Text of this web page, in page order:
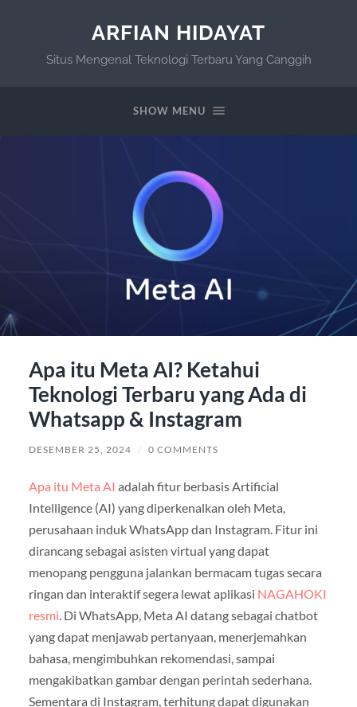
ARFIAN HIDAYAT
Situs Mengenal Teknologi Terbaru Yang Canggih
SHOW MENU
Apa itu Meta AI? Ketahui
Teknologi Terbaru yang Ada di
Whatsapp & Instagram
DESEMBER 25, 2024 / 0 COMMENTS
Apa itu Meta AI adalah fitur berbasis Artificial
Intelligence (AI) yang diperkenalkan oleh Meta,
perusahaan induk WhatsApp dan Instagram. Fitur ini
dirancang sebagai asisten virtual yang dapat
menopang pengguna jalankan bermacam tugas secara
ringan dan interaktif segera lewat aplikasi NAGAHOKI
resmi. Di WhatsApp, Meta AI datang sebagai chatbot
yang dapat menjawab pertanyaan, menerjemahkan
bahasa, mengimbuhkan rekomendasi, sampai
mengakibatkan gambar dengan perintah sederhana.
Sementara di Instagram, terhitung dapat digunakan